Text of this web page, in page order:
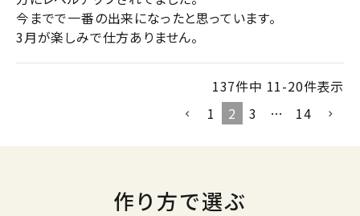
今までで一番の出来になったと思っています。
3月が楽しみで仕方ありません。
137件中 11-20件表示
1
2 3 … 14
作り方で選ぶ